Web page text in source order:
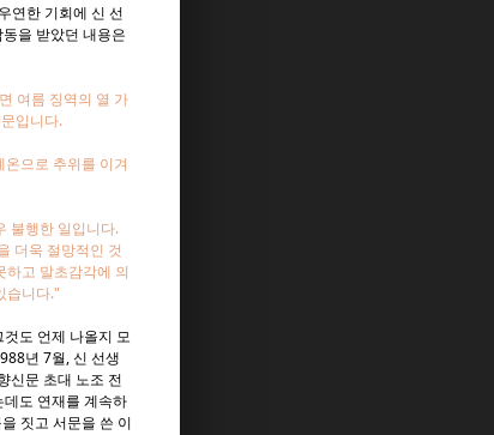
연한 기회에 신 선
을 받았던 내용은
여름 징역의 열 가
입니다.
으로 추위를 이겨
불행한 일입니다.
더욱 절망적인 것
고 말초감각에 의
습니다."
도 언제 나올지 모
년 7월, 신 선생
신문 초대 노조 전
도 연재를 계속하
짓고 서문을 쓴 이